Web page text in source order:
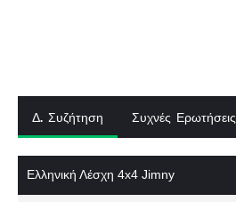
Δ. Συζήτηση Συχνές Ερωτήσεις
Ελληνική Λέσχη 4x4 Jimny